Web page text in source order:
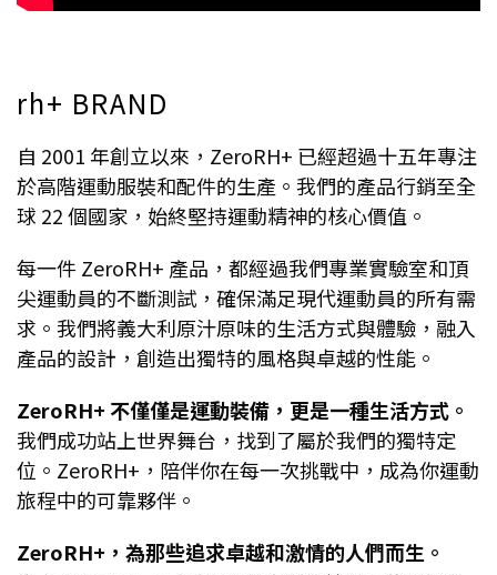
rh+ BRAND
自 2001 年創立以來，ZeroRH+ 已經超過十五年專注
於高階運動服裝和配件的生產。我們的產品行銷至全
球 22 個國家，始終堅持運動精神的核心價值。
每一件 ZeroRH+ 產品，都經過我們專業實驗室和頂
尖運動員的不斷測試，確保滿足現代運動員的所有需
求。我們將義大利原汁原味的生活方式與體驗，融入
產品的設計，創造出獨特的風格與卓越的性能。
ZeroRH+ 不僅僅是運動裝備，更是一種生活方式。
我們成功站上世界舞台，找到了屬於我們的獨特定
位。ZeroRH+，陪伴你在每一次挑戰中，成為你運動
旅程中的可靠夥伴。
ZeroRH+，為那些追求卓越和激情的人們而生。